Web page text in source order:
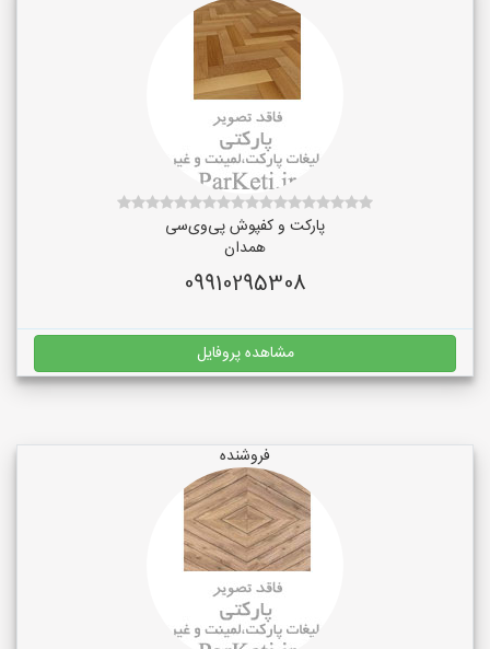
پارکت و کفپوش پی‌وی‌سی
همدان
09910295308
مشاهده پروفایل
فروشنده